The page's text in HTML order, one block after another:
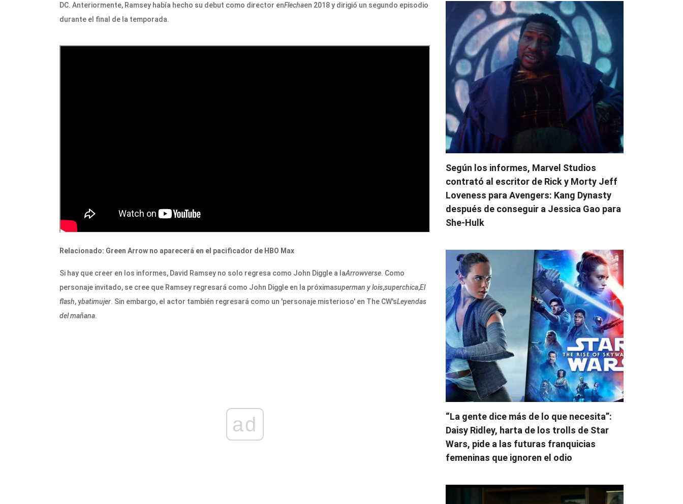
DC. Anteriormente, Ramsey había hecho su debut como director enFlechaen 2018 y dirigió un segundo episodio
durante el final de la temporada.
Relacionado: Green Arrow no aparecerá en el pacificador de HBO Max
Si hay que creer en los informes, David Ramsey no solo regresa como John Diggle a laArrowverse. Como
personaje invitado, se cree que Ramsey regresará como John Diggle en la próximasuperman y lois,superchica,El
flash, ybatimujer. Sin embargo, el actor también regresará como un 'personaje misterioso' en The CW'sLeyendas
del mañana.
ad
Según los informes, Marvel Studios
contrató al escritor de Rick y Morty Jeff
Loveness para Avengers: Kang Dynasty
después de conseguir a Jessica Gao para
She-Hulk
“La gente dice más de lo que necesita”:
Daisy Ridley, harta de los trolls de Star
Wars, pide a las futuras franquicias
femeninas que ignoren el odio